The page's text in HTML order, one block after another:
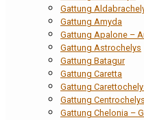
Gattung
Gattung Amyda
Gattung Apalone –
Gattung Astrochelys
Gattung Batagur
Gattung Caretta
Gattung
Gattung Centrochelys
Gattung Chelonia –